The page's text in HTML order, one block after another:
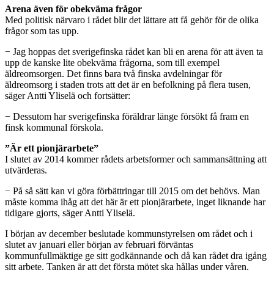
Arena även för obekväma frågor
Med politisk närvaro i rådet blir det lättare att få gehör för de olika
frågor som tas upp.
− Jag hoppas det sverigefinska rådet kan bli en arena för att även ta
upp de kanske lite obekväma frågorna, som till exempel
äldreomsorgen. Det finns bara två finska avdelningar för
äldreomsorg i staden trots att det är en befolkning på flera tusen,
säger Antti Yliselä och fortsätter:
− Dessutom har sverigefinska föräldrar länge försökt få fram en
finsk kommunal förskola.
”Är ett pionjärarbete”
I slutet av 2014 kommer rådets arbetsformer och sammansättning att
utvärderas.
− På så sätt kan vi göra förbättringar till 2015 om det behövs. Man
måste komma ihåg att det här är ett pionjärarbete, inget liknande har
tidigare gjorts, säger Antti Yliselä.
I början av december beslutade kommunstyrelsen om rådet och i
slutet av januari eller början av februari förväntas
kommunfullmäktige ge sitt godkännande och då kan rådet dra igång
sitt arbete. Tanken är att det första mötet ska hållas under våren.